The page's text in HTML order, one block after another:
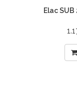
Elac